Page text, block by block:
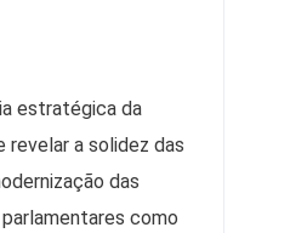
estratégica da
revelar a solidez das
das
como